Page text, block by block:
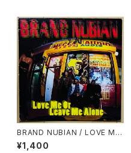
BRAND NUBIAN / LOVE ME
OR LEAVE ME ALONE
¥1,400